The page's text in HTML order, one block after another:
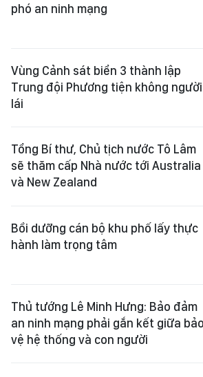
phó an ninh mạng
Vùng Cảnh sát biển 3 thành lập
Trung đội Phương tiện không người
lái
Tổng Bí thư, Chủ tịch nước Tô Lâm
sẽ thăm cấp Nhà nước tới Australia
và New Zealand
Bồi dưỡng cán bộ khu phố lấy thực
hành làm trọng tâm
Thủ tướng Lê Minh Hưng: Bảo đảm
an ninh mạng phải gắn kết giữa bảo
vệ hệ thống và con người